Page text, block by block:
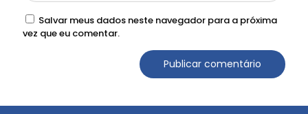
Salvar meus dados neste navegador para a próxima
vez que eu comentar.